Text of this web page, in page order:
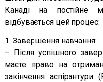
Канаді на постійне
відбувається цей процес:
1. Завершення навчання:
– Після успішного
маєте право на
закінчення